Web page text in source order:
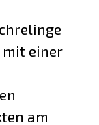
mit einer
am